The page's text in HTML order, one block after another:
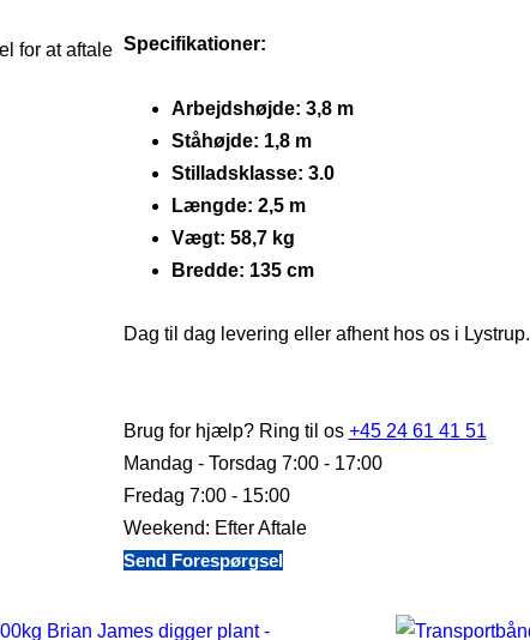
Specifikationer:
Arbejdshøjde: 3,8 m
Ståhøjde: 1,8 m
Stilladsklasse: 3.0
Længde: 2,5 m
Vægt: 58,7 kg
Bredde: 135 cm
Dag til dag levering eller afhent hos os i Lystrup.
Brug for hjælp? Ring til os +45 24 61 41 51
Mandag - Torsdag 7:00 - 17:00
Fredag 7:00 - 15:00
Weekend: Efter Aftale
Send Forespørgsel
for at aftale